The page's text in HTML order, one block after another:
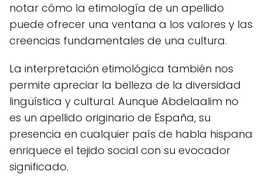
notar cómo la etimología de un apellido
puede ofrecer una ventana a los valores y las
creencias fundamentales de una cultura.
La interpretación etimológica también nos
permite apreciar la belleza de la diversidad
lingüística y cultural. Aunque Abdelaalim no
es un apellido originario de España, su
presencia en cualquier país de habla hispana
enriquece el tejido social con su evocador
significado.